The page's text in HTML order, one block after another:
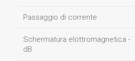
Passaggio di corrente
Schermatura elottromagnetica -
dB